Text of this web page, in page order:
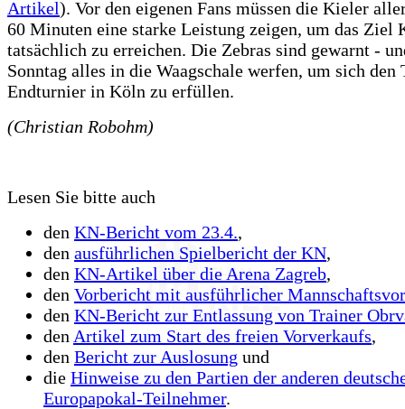
Artikel). Vor den eigenen Fans müssen die Kieler
60 Minuten eine starke Leistung zeigen, um das Ziel
tatsächlich zu erreichen. Die Zebras sind gewarnt -
Sonntag alles in die Waagschale werfen, um sich den
Endturnier in Köln zu erfüllen.
(Christian Robohm)
Lesen Sie bitte auch
den KN-Bericht vom 23.4.,
den ausführlichen Spielbericht der KN,
den KN-Artikel über die Arena Zagreb,
den Vorbericht mit ausführlicher
den KN-Bericht zur Entlassung von Trainer
den Artikel zum Start des freien Vorverkaufs,
den Bericht zur Auslosung und
die Hinweise zu den Partien der anderen
Europapokal-Teilnehmer.